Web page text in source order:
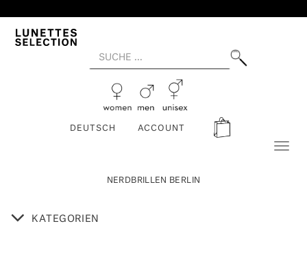
DEUTSCH ACCOUNT
NERDBRILLEN BERLIN
KATEGORIEN